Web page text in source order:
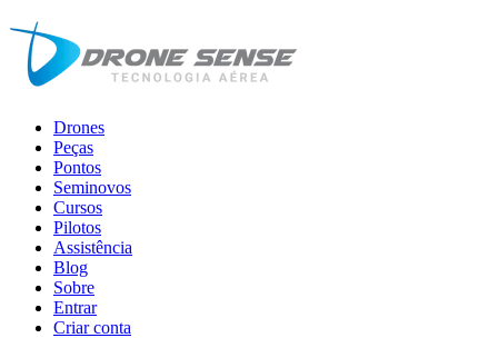
Drones
Peças
Pontos
Seminovos
Cursos
Pilotos
Assistência
Blog
Sobre
Entrar
Criar conta